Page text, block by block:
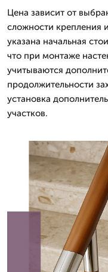
Цена зависит от
сложности крепления
указана начальная
что при монтаже
учитываются
продолжительности
установка
участков.